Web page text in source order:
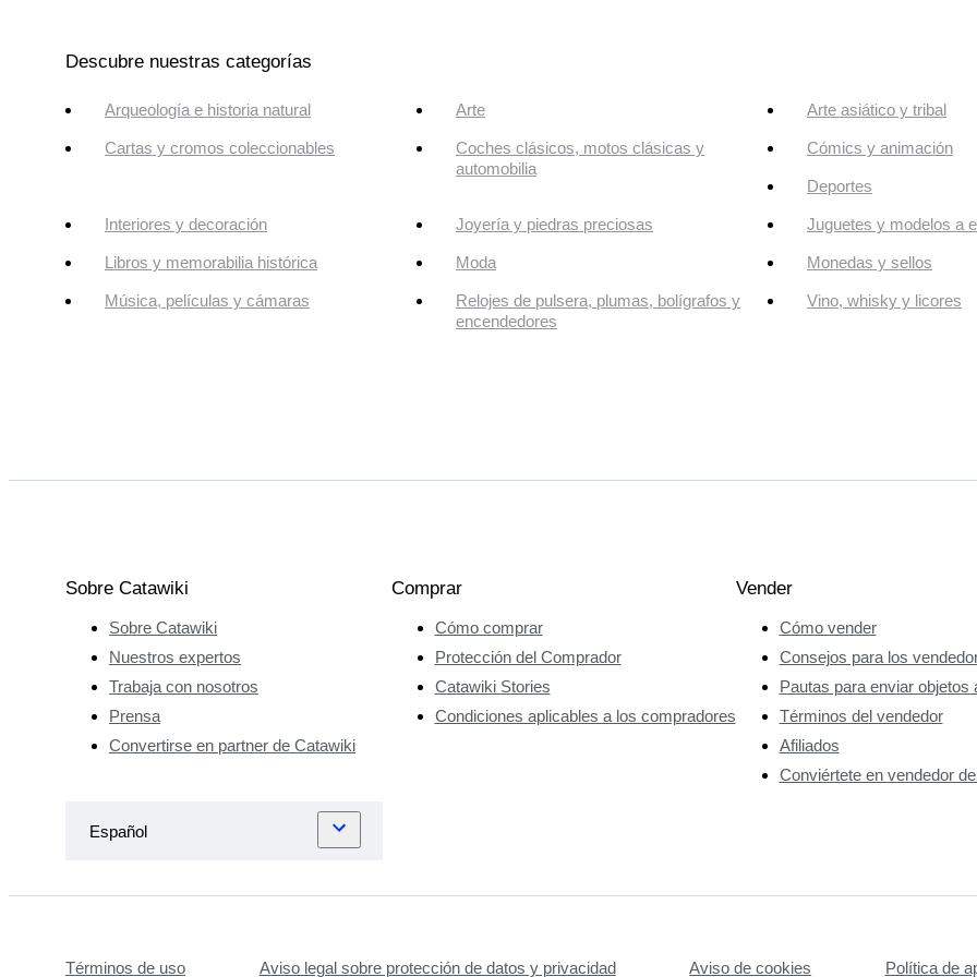
Descubre nuestras categorías
Arqueología e historia natural Arte Arte asiático y tribal
Cartas y cromos coleccionables
Coches clásicos, motos clásicas y
automobilia
Cómics y animación
Deportes
Interiores y decoración Joyería y piedras preciosas Juguetes y modelos a
Libros y memorabilia histórica Moda Monedas y sellos
Música, películas y cámaras
Relojes de pulsera, plumas, bolígrafos y
encendedores
Vino, whisky y licores
Sobre Catawiki
Sobre Catawiki
Nuestros expertos
Trabaja con nosotros
Prensa
Convertirse en partner de Catawiki
Comprar
Cómo comprar
Protección del Comprador
Catawiki Stories
Condiciones aplicables a los compradores
Vender
Cómo vender
Consejos para los
Pautas para enviar objetos
Términos del vendedor
Afiliados
Conviértete en vendedor
Términos de uso Aviso legal sobre protección de datos y privacidad Aviso de cookies Política de